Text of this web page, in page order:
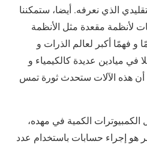
الذي نعرفه. أيضا، ستمكننا
لأنظمة مقعدة مثل الأنظمة
و فهمًا أكبر لعالم الذرات و
في ميادين عديدة كالكيمياء و
أن هذه الآلات ستحدث ثورة تمس
الكمية في مهده،
هو إجراء حسابات باستخدام عدد